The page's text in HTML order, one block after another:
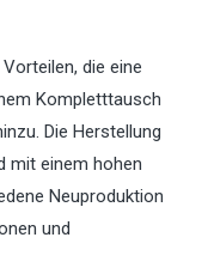
die eine
Kompletttausch
Die Herstellung
mit einem hohen
Neuproduktion
und